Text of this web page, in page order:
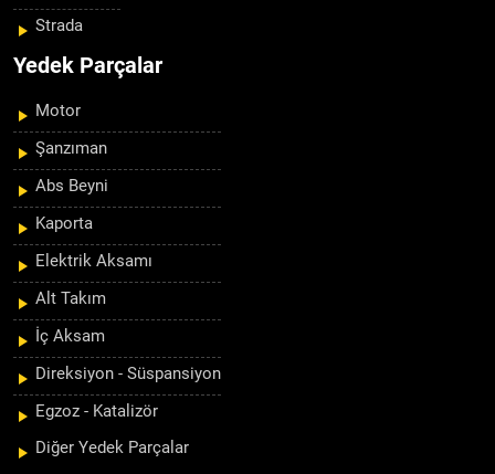
Strada
Yedek Parçalar
Motor
Şanzıman
Abs Beyni
Kaporta
Elektrik Aksamı
Alt Takım
İç Aksam
Direksiyon - Süspansiyon
Egzoz - Katalizör
Diğer Yedek Parçalar